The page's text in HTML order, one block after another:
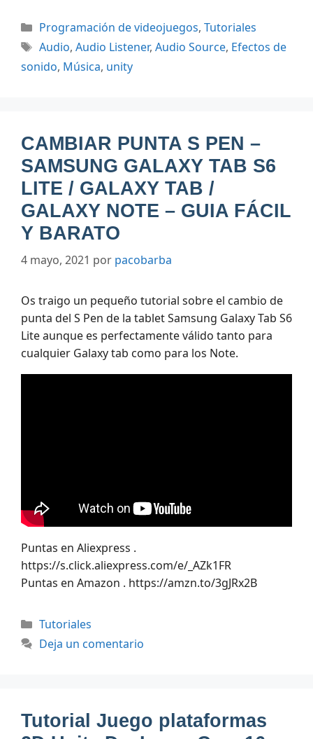
Categorías
Programación de videojuegos, Tutoriales
Etiquetas
Audio, Audio Listener, Audio Source, Efectos de
sonido, Música, unity
CAMBIAR PUNTA S PEN –
SAMSUNG GALAXY TAB S6
LITE / GALAXY TAB /
GALAXY NOTE – GUIA FÁCIL
Y BARATO
4 mayo, 2021 por pacobarba
Os traigo un pequeño tutorial sobre el cambio de
punta del S Pen de la tablet Samsung Galaxy Tab S6
Lite aunque es perfectamente válido tanto para
cualquier Galaxy tab como para los Note.
Puntas en Aliexpress .
https://s.click.aliexpress.com/e/_AZk1FR
Puntas en Amazon . https://amzn.to/3gJRx2B
Categorías
Tutoriales
Deja un comentario
Tutorial Juego plataformas